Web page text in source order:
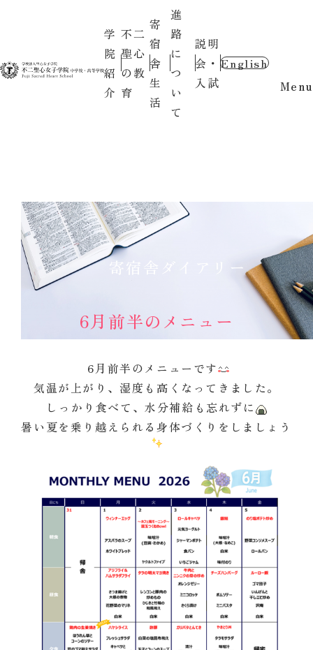
学
院
紹
介
不二
聖心
の教
育
寄
宿
舎
生
活
進
路
に
つ
い
て
説明
会・
入試
English
Menu
寄宿舎ダイアリー
6月前半のメニュー
6月前半のメニューです
気温が上がり、湿度も高くなってきました。
しっかり食べて、水分補給も忘れずに
暑い夏を乗り越えられる身体づくりをしましょう